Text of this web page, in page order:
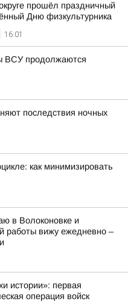
прошёл праздничный
Дню физкультурника
16:01
ВСУ продолжаются
последствия ночных
как минимизировать
в Волоконовке и
работы вижу ежедневно –
истории»: первая
операция войск